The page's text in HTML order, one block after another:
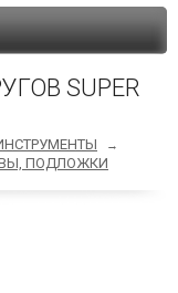
SUPER
→
ПОДЛОЖКИ